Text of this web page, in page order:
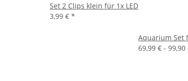
Set 2 Clips klein für 1x LED
3,99 € *
Aquarium Set
69,99 € - 99,90